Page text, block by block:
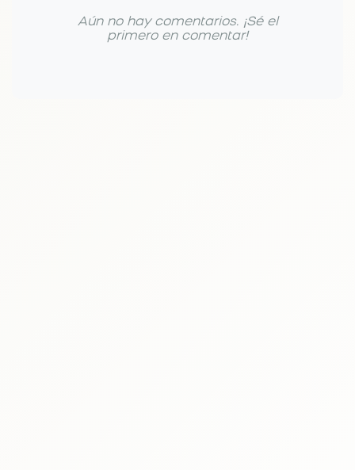
Aún no hay comentarios. ¡Sé el
primero en comentar!